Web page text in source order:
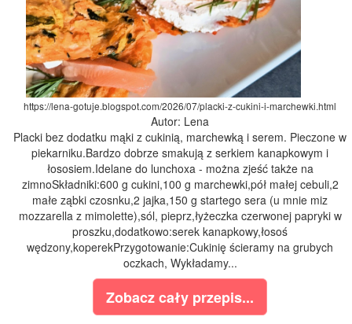
https://lena-gotuje.blogspot.com/2026/07/placki-z-cukini-i-marchewki.html
Autor: Lena
Placki bez dodatku mąki z cukinią, marchewką i serem. Pieczone w
piekarniku.Bardzo dobrze smakują z serkiem kanapkowym i
łososiem.Idelane do lunchoxa - można zjeść także na
zimnoSkładniki:600 g cukini,100 g marchewki,pół małej cebuli,2
małe ząbki czosnku,2 jajka,150 g startego sera (u mnie miz
mozzarella z mimolette),sól, pieprz,łyżeczka czerwonej papryki w
proszku,dodatkowo:serek kanapkowy,łosoś
wędzony,koperekPrzygotowanie:Cukinię ścieramy na grubych
oczkach, Wykładamy...
Zobacz cały przepis...